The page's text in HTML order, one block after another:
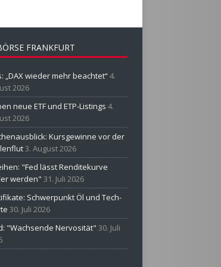
FRANKFURT
„DAX wieder mehr beachtet“4.
2026
neue ETF und ETP-Listings 4.
2026
Kursgewinne vor der
3. August 2026
"Fed lässt Renditekurve
werden" 31. Juli 2026
Schwerpunkt Öl und Tech-
30. Juli 2026
"Wachsende Nervosität" 30. Juli